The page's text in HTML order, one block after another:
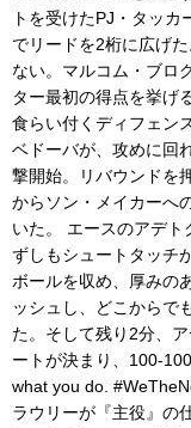
トを受けたPJ・タッ
でリードを2桁に広げ
ない。マルコム・ブロ
ター最初の得点を挙げ
食らい付くディフェン
ベドーバが、攻めに回
撃開始。リバウンドを
からソン・メイカーへ
いた。 エースのアデ
ずしもシュートタッチ
ボールを収め、厚みの
ッシュし、どこからで
た。そして残り2分、
ートが決まり、100-
what you do.
ラウリーが『主役』の